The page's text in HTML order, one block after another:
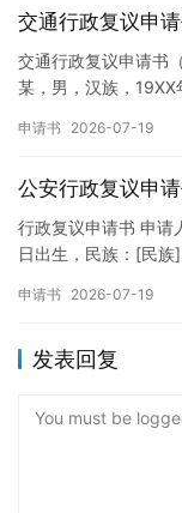
交通行政复议申
交通行政复议申请书
某，男，汉族，19XX
申请书 2026-07-19
公安行政复议申
行政复议申请书 申
日出生，民族：[民
申请书 2026-07-19
发表回复
You must be